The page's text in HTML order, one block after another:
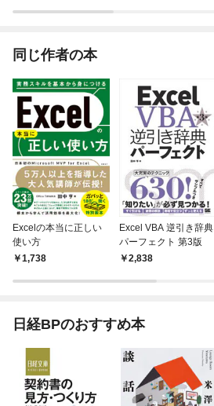
同じ作者の本
Excelの本当に正しい
使い方
1,738
Excel VBA 逆引き辞典
パーフェクト 第3版
2,838
日経BPのおすすめ本